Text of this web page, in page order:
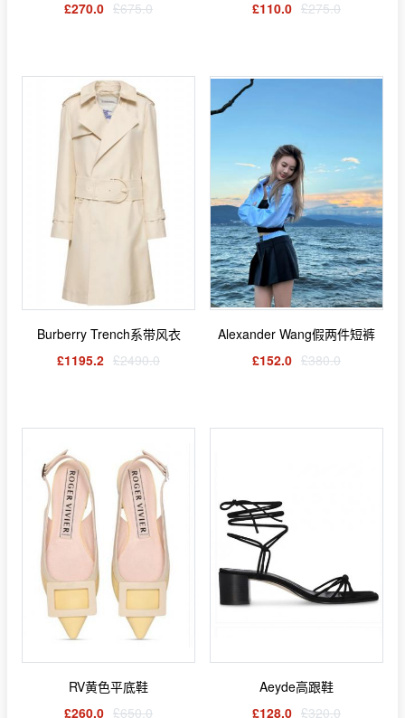
£270.0 £675.0
£110.0 £275.0
Burberry Trench系带风衣
£1195.2 £2490.0
Alexander Wang假两件短裤
£152.0 £380.0
RV黄色平底鞋
£260.0 £650.0
Aeyde高跟鞋
£128.0 £320.0